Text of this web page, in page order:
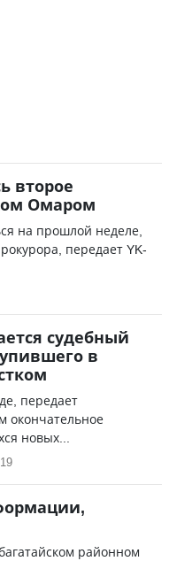
второе
Омаром
на прошлой неделе,
передает YK-
судебный
в
передает
окончательное
новых...
районном